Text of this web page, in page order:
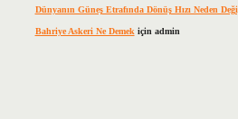
Dünyanın Güneş Etrafında Dönüş Hızı Neden
Bahriye Askeri Ne Demek için admin